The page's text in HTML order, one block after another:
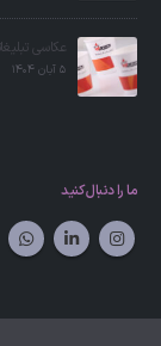
عکاسی
5 آبان 1404
ما را دنبال کنید